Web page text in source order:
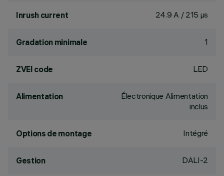
Inrush current 24.9 A / 215 µs
Gradation minimale 1
ZVEI code LED
Alimentation
Électronique Alimentation
inclus
Options de montage Intégré
Gestion DALI-2